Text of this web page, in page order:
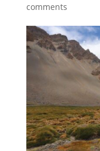
comments